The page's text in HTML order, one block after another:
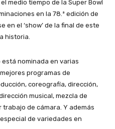
medio tiempo de la Super Bowl
en la 78.ª edición de
en el ‘show’ de la final de este
historia.
nominada en varias
programas de
coreografía, dirección,
musical, mezcla de
de cámara. Y además
de variedades en